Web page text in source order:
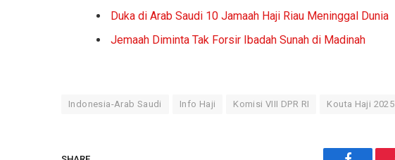
Duka di Arab Saudi 10 Jamaah Haji Riau Meninggal Dunia
Jemaah Diminta Tak Forsir Ibadah Sunah di Madinah
Indonesia-Arab Saudi Info Haji Komisi VIII DPR RI Kouta Haji 2025